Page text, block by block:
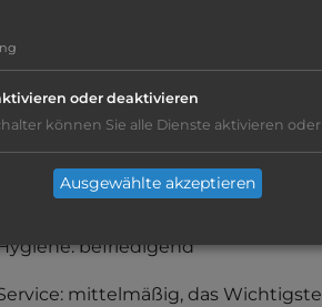
ausreichend
Geräuschkulisse: überwiegend ruhig
befriedigend
mittelmäßig, das
oder deaktivieren
können Sie alle Dienste aktivieren
Ausgewählte akzeptieren